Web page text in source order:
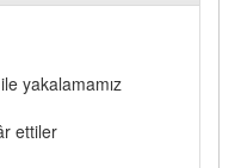
yakalamamız
ettiler